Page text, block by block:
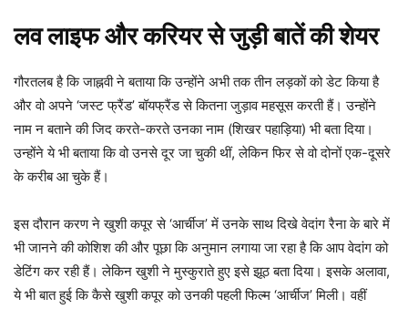
लव लाइफ और करियर से जुड़ी बातें की शेयर
गौरतलब है कि जाह्नवी ने बताया कि उन्होंने अभी तक तीन लड़कों को डेट किया है
और वो अपने ‘जस्ट फ्रैंड’ बॉयफ्रैंड से कितना जुड़ाव महसूस करती हैं। उन्होंने
नाम न बताने की जिद करते-करते उनका नाम (शिखर पहाड़िया) भी बता दिया।
उन्होंने ये भी बताया कि वो उनसे दूर जा चुकी थीं, लेकिन फिर से वो दोनों एक-दूसरे
के करीब आ चुके हैं।
इस दौरान करण ने खुशी कपूर से ‘आर्चीज’ में उनके साथ दिखे वेदांग रैना के बारे में
भी जानने की कोशिश की और पूछा कि अनुमान लगाया जा रहा है कि आप वेदांग को
डेटिंग कर रही हैं। लेकिन खुशी ने मुस्कुराते हुए इसे झूठ बता दिया। इसके अलावा,
ये भी बात हुई कि कैसे खुशी कपूर को उनकी पहली फिल्म ‘आर्चीज’ मिली। वहीं